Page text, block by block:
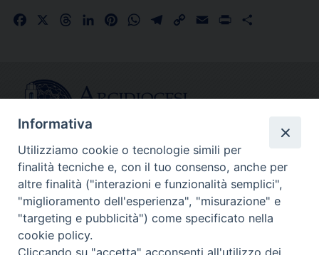
FacebookThreadsLinkedInPinterestWhatsApp
Telegram
Copy Email Print
CONTATTI
info@fermodiocesi.it
pec:economato.diocesifermo@legalmail.it
Informativa
Utilizziamo cookie o tecnologie simili per
finalità tecniche e, con il tuo consenso, anche per
altre finalità ("interazioni e funzionalità semplici",
"miglioramento dell'esperienza", "misurazione" e
"targeting e pubblicità") come specificato nella
cookie policy.